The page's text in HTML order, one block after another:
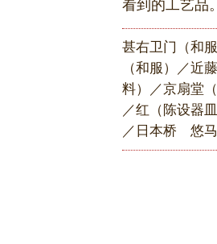
看到的工艺品
甚右卫门（和
（和服）／近
料）／京扇堂
／红（陈设器
／日本桥 悠马